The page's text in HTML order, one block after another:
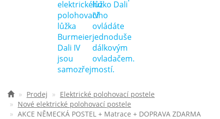
Prodej
Elektrické polohovací postele
Nové elektrické polohovací postele
AKCE NĚMECKÁ POSTEL + Matrace + DOPRAVA ZDARMA